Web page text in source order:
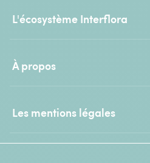
L'écosystème Interflora
À propos
Les mentions légales